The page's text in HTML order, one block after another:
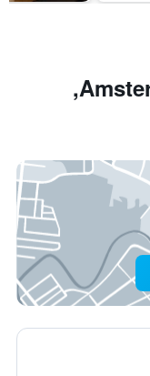
استكشفAmsterdam Oud-West,